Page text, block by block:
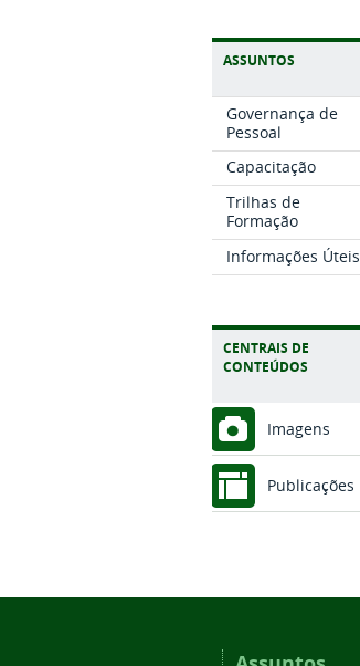
ASSUNTOS
Governança de
Pessoal
Capacitação
Trilhas de
Formação
Informações Úteis
CENTRAIS DE
CONTEÚDOS
Imagens
Publicações